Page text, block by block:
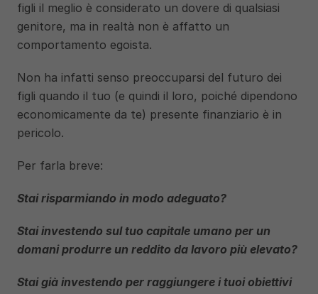
figli il meglio è considerato un dovere di qualsiasi
genitore, ma in realtà non è affatto un
comportamento egoista.
Non ha infatti senso preoccuparsi del futuro dei
figli quando il tuo (e quindi il loro, poiché dipendono
economicamente da te) presente finanziario è in
pericolo.
Per farla breve:
Stai risparmiando in modo adeguato?
Stai investendo sul tuo capitale umano per un
domani produrre un reddito da lavoro più elevato?
Stai già investendo per raggiungere i tuoi obiettivi